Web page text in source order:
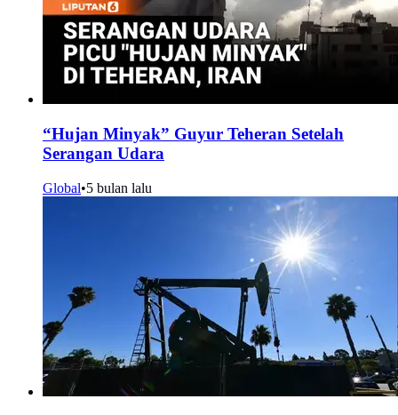
“Hujan Minyak” Guyur Teheran Setelah
Serangan Udara
Global•5 bulan lalu